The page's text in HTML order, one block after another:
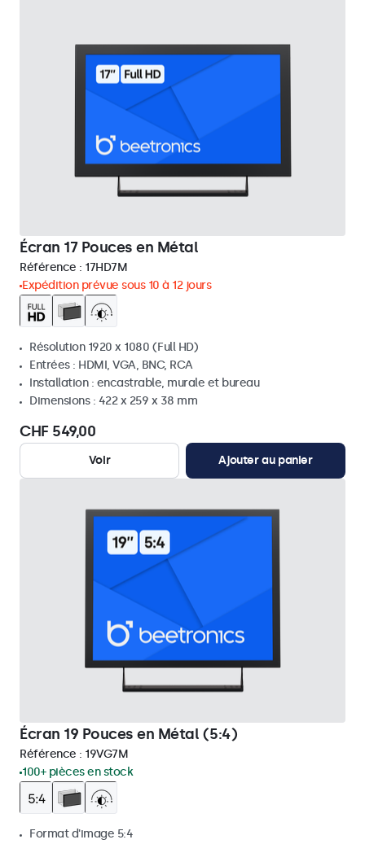
Écran 17 Pouces en Métal
Référence : 17HD7M
Expédition prévue sous 10 à 12 jours
Résolution 1920 x 1080 (Full HD)
Entrées : HDMI, VGA, BNC, RCA
Installation : encastrable, murale et bureau
Dimensions : 422 x 259 x 38 mm
CHF 549,00
Voir Ajouter au panier
Écran 19 Pouces en Métal (5:4)
Référence : 19VG7M
100+ pièces en stock
Format d'image 5:4